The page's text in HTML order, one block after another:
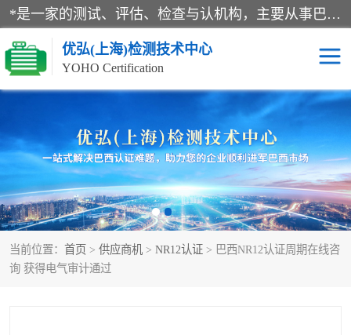
*是一家的测试、评估、检查与认机构，主要从事巴西NR10认证、NR12认证、NR13认证；ANATEL认证、INMTRO认证，欧盟CE认证：MD认证，PED认证，MID认证，ATEX认证，德国蓝色天使认证。
优弘(上海)检测技术中心
YOHO Certification
当前位置： 首页 > 供应商机 > NR12认证 > 巴西NR12认证周期在线咨
询 获得电气审计通过
RECYCLASS认证 NR10认证
NR12认证 NR13认证
ART认证 巴西NR认证
巴西认证 RETIE认证